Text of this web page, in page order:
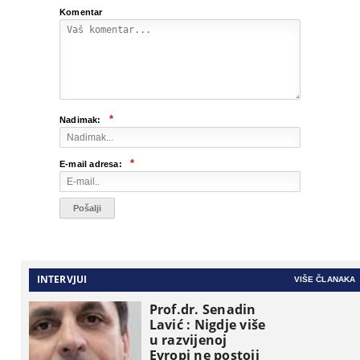
Komentar
Nadimak: *
E-mail adresa: *
INTERVJUI VIŠE ČLANAKA
Prof.dr. Senadin
Lavić : Nigdje više
u razvijenoj
Evropi ne postoji